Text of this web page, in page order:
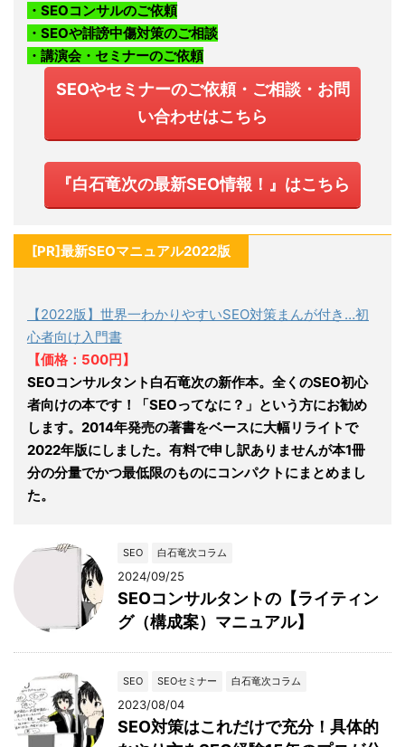
・SEOコンサルのご依頼
・SEOや誹謗中傷対策のご相談
・講演会・セミナーのご依頼
SEOやセミナーのご依頼・ご相談・お問
い合わせはこちら
『白石竜次の最新SEO情報！』はこちら
[PR]最新SEOマニュアル2022版
【2022版】世界一わかりやすいSEO対策まんが付き…初
心者向け入門書
【価格：500円】
SEOコンサルタント白石竜次の新作本。全くのSEO初心
者向けの本です！「SEOってなに？」という方にお勧め
します。2014年発売の著書をベースに大幅リライトで
2022年版にしました。有料で申し訳ありませんが本1冊
分の分量でかつ最低限のものにコンパクトにまとめまし
た。
SEO 白石竜次コラム
2024/09/25
SEOコンサルタントの【ライティン
グ（構成案）マニュアル】
SEO SEOセミナー 白石竜次コラム
2023/08/04
SEO対策はこれだけで充分！具体的